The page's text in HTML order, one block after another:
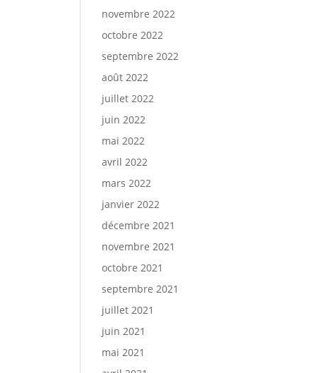
novembre 2022
octobre 2022
septembre 2022
août 2022
juillet 2022
juin 2022
mai 2022
avril 2022
mars 2022
janvier 2022
décembre 2021
novembre 2021
octobre 2021
septembre 2021
juillet 2021
juin 2021
mai 2021